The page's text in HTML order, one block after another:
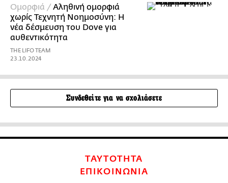
Ομορφιά /Αληθινή ομορφιά
χωρίς Τεχνητή Νοημοσύνη: Η
νέα δέσμευση του Dove για
αυθεντικότητα
THE LIFO TEAM
23.10.2024
Συνδεθείτε για να σχολιάσετε
ΤΑΥΤΟΤΗΤΑ
ΕΠΙΚΟΙΝΩΝΙΑ